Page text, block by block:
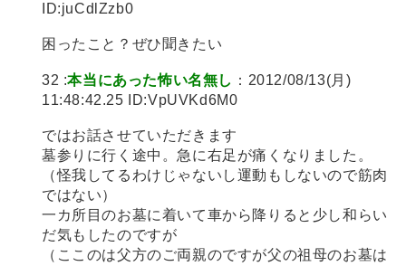
ID:juCdlZzb0
困ったこと？ぜひ聞きたい
32 :本当にあった怖い名無し ：2012/08/13(月)
11:48:42.25 ID:VpUVKd6M0
ではお話させていただきます
墓参りに行く途中。急に右足が痛くなりました。
（怪我してるわけじゃないし運動もしないので筋肉
ではない）
一カ所目のお墓に着いて車から降りると少し和らい
だ気もしたのですが
（ここのは父方のご両親のですが父の祖母のお墓は